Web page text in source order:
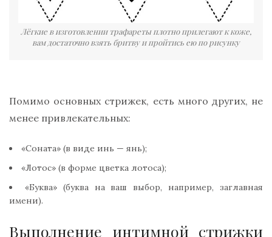
Лёгкие в изготовлении трафареты плотно прилегают к коже,
вам достаточно взять бритву и пройтись ею по рисунку
Помимо основных стрижек, есть много других, не
менее привлекательных:
«Соната» (в виде инь — янь);
«Лотос» (в форме цветка лотоса);
«Буква» (буква на ваш выбор, например, заглавная
имени).
Выполнение интимной стрижки